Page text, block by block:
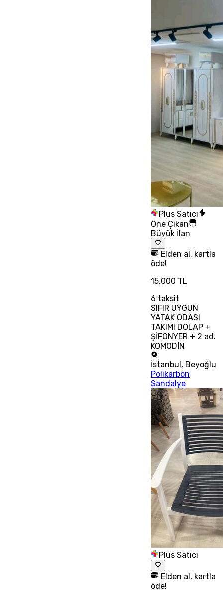
Plus Satıcı
Öne Çıkan
Büyük İlan
Elden al, kartla
öde!
15.000 TL
6 taksit
SIFIR UYGUN
YATAK ODASI
TAKIMI DOLAP +
ŞİFONYER + 2 ad.
KOMODİN
İstanbul , Beyoğlu
Polikarbon
Sandalye
Plus Satıcı
Elden al, kartla
öde!